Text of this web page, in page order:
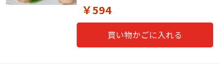
￥594
買い物かごに入れる